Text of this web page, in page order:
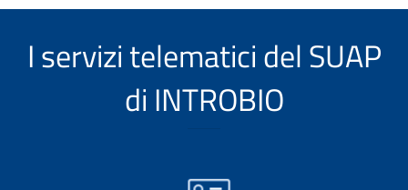
I servizi telematici del SUAP
di INTROBIO